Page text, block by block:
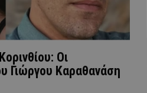
Οι
Γιώργου Καραθανάση